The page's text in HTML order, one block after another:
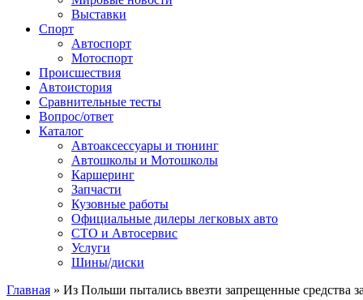
Выставки
Спорт
Автоспорт
Мотоспорт
Происшествия
Автоистория
Сравнительные тесты
Вопрос/ответ
Каталог
Автоакcессуары и тюнинг
Автошколы и Мотошколы
Каршеринг
Запчасти
Кузовные работы
Официальные дилеры легковых авто
СТО и Автосервис
Услуги
Шины/диски
Главная » Из Польши пытались ввезти запрещенные средства